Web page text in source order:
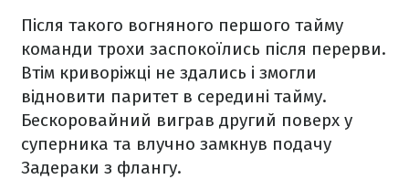
Після такого вогняного першого тайму
команди трохи заспокоїлись після перерви.
Втім криворіжці не здались і змогли
відновити паритет в середині тайму.
Бескоровайний виграв другий поверх у
суперника та влучно замкнув подачу
Задераки з флангу.